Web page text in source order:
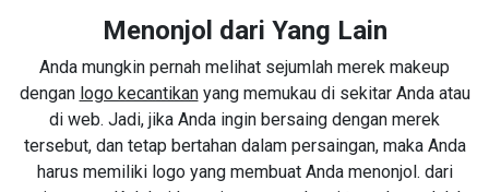
Menonjol dari Yang Lain
Anda mungkin pernah melihat sejumlah merek makeup
dengan logo kecantikanyang memukau di sekitar Anda atau
di web. Jadi, jika Anda ingin bersaing dengan merek
tersebut, dan tetap bertahan dalam persaingan, maka Anda
harus memiliki logo yang membuat Anda menonjol. dari